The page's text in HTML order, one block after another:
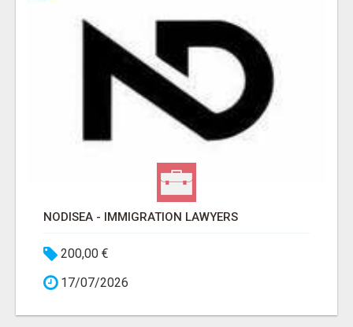
NODISEA - IMMIGRATION LAWYERS
200,00 €
17/07/2026